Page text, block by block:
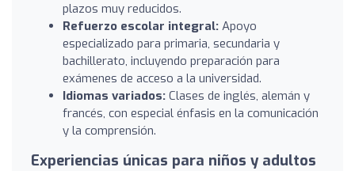
plazos muy reducidos.
Refuerzo escolar integral: Apoyo
especializado para primaria, secundaria y
bachillerato, incluyendo preparación para
exámenes de acceso a la universidad.
Idiomas variados: Clases de inglés, alemán y
francés, con especial énfasis en la comunicación
y la comprensión.
Experiencias únicas para niños y adultos